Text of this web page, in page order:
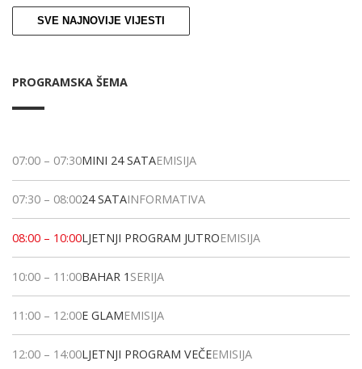
SVE NAJNOVIJE VIJESTI
PROGRAMSKA ŠEMA
07:00 – 07:30MINI 24 SATAEMISIJA
07:30 – 08:0024 SATAINFORMATIVA
08:00 – 10:00LJETNJI PROGRAM JUTROEMISIJA
10:00 – 11:00BAHAR 1 SERIJA
11:00 – 12:00E GLAMEMISIJA
12:00 – 14:00LJETNJI PROGRAM VEČEEMISIJA